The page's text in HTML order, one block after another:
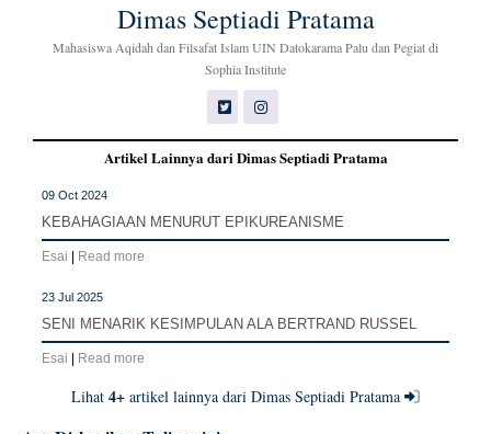
Dimas Septiadi Pratama
Mahasiswa Aqidah dan Filsafat Islam UIN Datokarama Palu dan Pegiat di
Sophia Institute
Artikel Lainnya dari Dimas Septiadi Pratama
09 Oct 2024
KEBAHAGIAAN MENURUT EPIKUREANISME
Esai Read more
23 Jul 2025
SENI MENARIK KESIMPULAN ALA BERTRAND RUSSEL
Esai Read more
Lihat 4+ artikel lainnya dari Dimas Septiadi Pratama